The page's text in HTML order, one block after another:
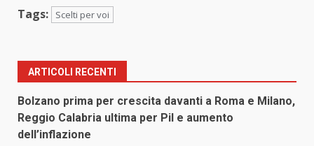
Tags: Scelti per voi
ARTICOLI RECENTI
Bolzano prima per crescita davanti a Roma e Milano,
Reggio Calabria ultima per Pil e aumento
dell’inflazione